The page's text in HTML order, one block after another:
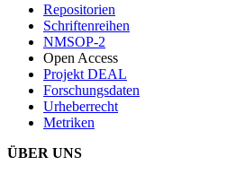
Repositorien
Schriftenreihen
NMSOP-2
Open Access
Projekt DEAL
Forschungsdaten
Urheberrecht
Metriken
ÜBER UNS